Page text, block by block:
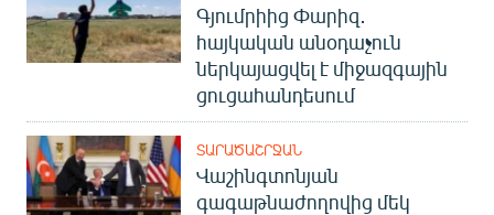
English
Русский
Գյումրիից Փարիզ․
հայկական անօդաչուն
ներկայացվել է միջազգային
ցուցահանդեսում
ՏԱՐԱԾԱՇՐՋԱՆ
Վաշինգտոնյան
գագաթնաժողովից մեկ